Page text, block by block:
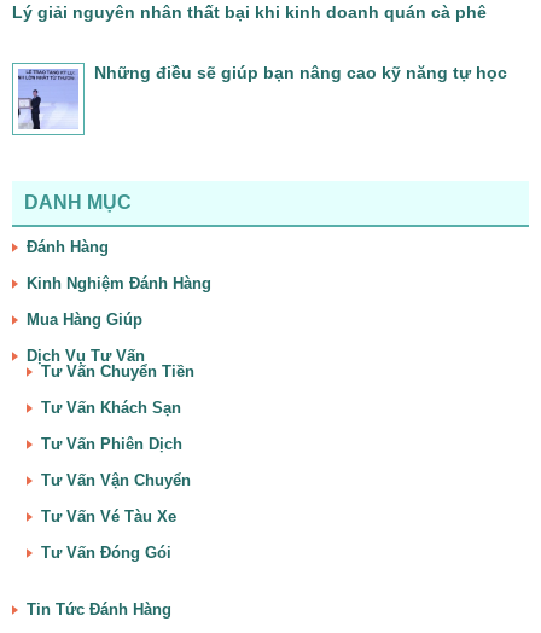
Lý giải nguyên nhân thất bại khi kinh doanh quán cà phê
Những điều sẽ giúp bạn nâng cao kỹ năng tự học
DANH MỤC
Đánh Hàng
Kinh Nghiệm Đánh Hàng
Mua Hàng Giúp
Dịch Vụ Tư Vấn
Tư Vấn Chuyển Tiền
Tư Vấn Khách Sạn
Tư Vấn Phiên Dịch
Tư Vấn Vận Chuyển
Tư Vấn Vé Tàu Xe
Tư Vấn Đóng Gói
Tin Tức Đánh Hàng